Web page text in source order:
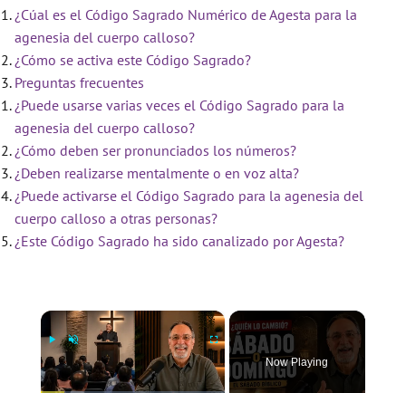
¿Cúal es el Código Sagrado Numérico de Agesta para la
agenesia del cuerpo calloso?
¿Cómo se activa este Código Sagrado?
Preguntas frecuentes
¿Puede usarse varias veces el Código Sagrado para la
agenesia del cuerpo calloso?
¿Cómo deben ser pronunciados los números?
¿Deben realizarse mentalmente o en voz alta?
¿Puede activarse el Código Sagrado para la agenesia del
cuerpo calloso a otras personas?
¿Este Código Sagrado ha sido canalizado por Agesta?
×
Now Playing